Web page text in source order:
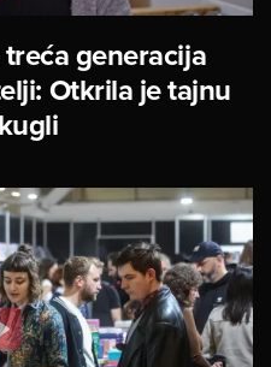
generacija
Otkrila je tajnu